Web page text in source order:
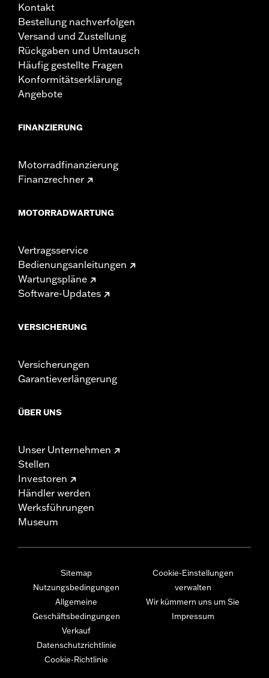
Kontakt
Bestellung nachverfolgen
Versand und Zustellung
Rückgaben und Umtausch
Häufig gestellte Fragen
Konformitätserklärung
Angebote
FINANZIERUNG
Motorradfinanzierung
Finanzrechner
MOTORRADWARTUNG
Vertragsservice
Bedienungsanleitungen
Wartungspläne
Software-Updates
VERSICHERUNG
Versicherungen
Garantieverlängerung
ÜBER UNS
Unser Unternehmen
Stellen
Investoren
Händler werden
Werksführungen
Museum
Sitemap
Nutzungsbedingungen
Allgemeine
Geschäftsbedingungen
Verkauf
Datenschutzrichtlinie
Cookie-Richtlinie
Cookie-Einstellungen
verwalten
Wir kümmern uns um Sie
Impressum